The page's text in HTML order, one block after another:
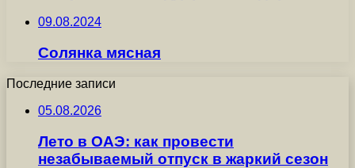
09.08.2024
Солянка мясная
Последние записи
05.08.2026
Лето в ОАЭ: как провести
незабываемый отпуск в жаркий сезон